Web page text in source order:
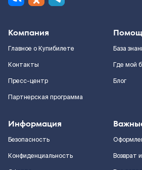
Компания
Главное о Купибилете
Контакты
Пресс-центр
Партнерская программа
База
Где мой
Блог
Информация
Безопасность
Конфиденциальность
Возврат